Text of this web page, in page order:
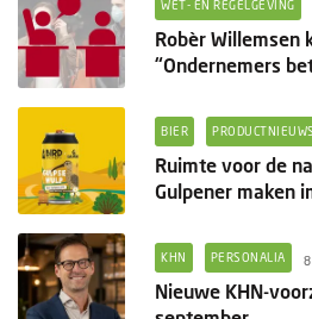
WET- EN REGELGEVING
Robèr Willemsen
“Ondernemers
BIER PRODUCTNIEUWS
Ruimte voor de
Gulpener maken
KHN PERSONALIA
Nieuwe KHN-